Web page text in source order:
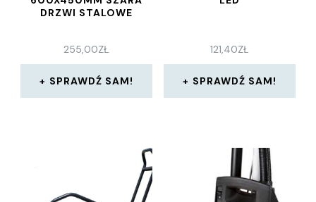
DRZWI STALOWE
255,00ZŁ
SPRAWDŹ SAM!
121,40ZŁ
SPRAWDŹ SAM!